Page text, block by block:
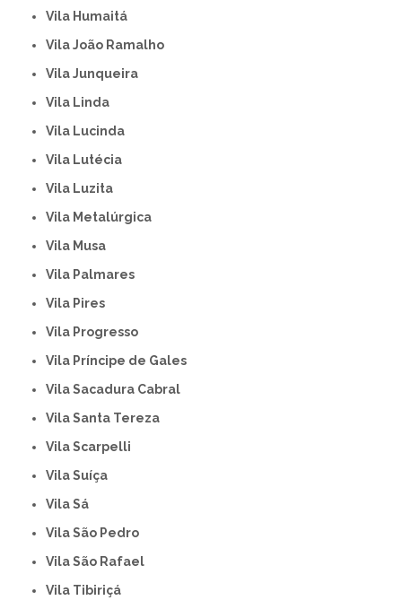
Vila Humaitá
Vila João Ramalho
Vila Junqueira
Vila Linda
Vila Lucinda
Vila Lutécia
Vila Luzita
Vila Metalúrgica
Vila Musa
Vila Palmares
Vila Pires
Vila Progresso
Vila Príncipe de Gales
Vila Sacadura Cabral
Vila Santa Tereza
Vila Scarpelli
Vila Suíça
Vila Sá
Vila São Pedro
Vila São Rafael
Vila Tibiriçá